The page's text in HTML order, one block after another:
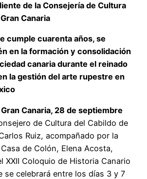
de la Consejería de Cultura
Canaria
cumple cuarenta años, se
en la formación y consolidación
canaria durante el reinado
la gestión del arte rupestre en
Canaria, 28 de septiembre
de Cultura del Cabildo de
Ruiz, acompañado por la
de Colón, Elena Acosta,
XXII Coloquio de Historia Canario
se celebrará entre los días 3 y 7